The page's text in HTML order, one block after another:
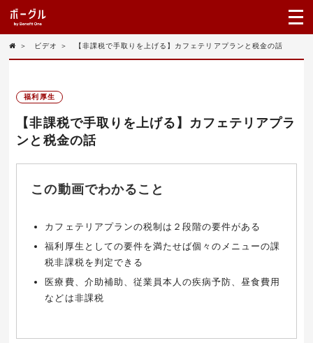
＞ ビデオ ＞ 【非課税で手取りを上げる】カフェテリアプランと税金の話
福利厚生
【非課税で手取りを上げる】カフェテリアプラ
ンと税金の話
この動画でわかること
カフェテリアプランの税制は２段階の要件がある
福利厚生としての要件を満たせば個々のメニューの課
税非課税を判定できる
医療費、介助補助、従業員本人の疾病予防、昼食費用
などは非課税